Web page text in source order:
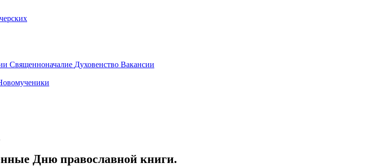
Священноначалие Духовенство Вакансии
Дню православной книги.